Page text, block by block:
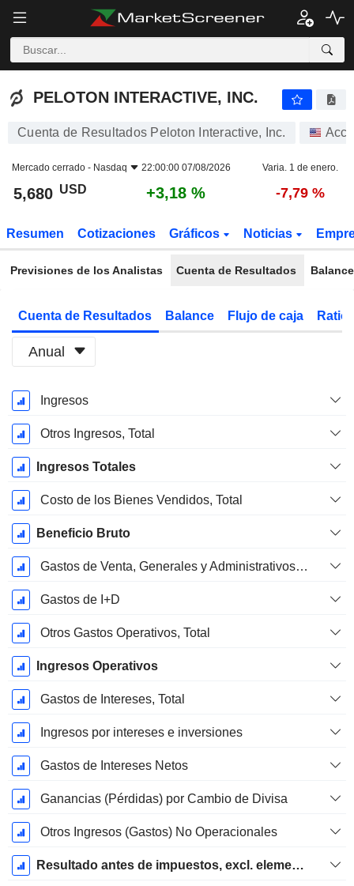
PELOTON INTERACTIVE, INC.
PELOTON INTERACTIVE, INC.
Cuenta de Resultados Peloton Interactive, Inc.
Mercado cerrado - Nasdaq 22:00:00 07/08/2026 Varia. 1 de enero.
5,680 USD +3,18 % -7,79 %
Resumen Cotizaciones Gráficos Noticias
Previsiones de los Analistas Cuenta de Resultados Balance
Cuenta de Resultados Balance Flujo de caja
Anual
Período
fiscal:
Junio
Ingresos
Otros Ingresos, Total
Ingresos Totales
Costo de los Bienes Vendidos, Total
Beneficio Bruto
Gastos de Venta, Generales y Administrativos, Total
Gastos de I+D
Otros Gastos Operativos, Total
Ingresos Operativos
Gastos de Intereses, Total
Ingresos por intereses e inversiones
Gastos de Intereses Netos
Ganancias (Pérdidas) por Cambio de Divisa
Otros Ingresos (Gastos) No Operacionales
Resultado antes de impuestos, excl. elementos inusuales